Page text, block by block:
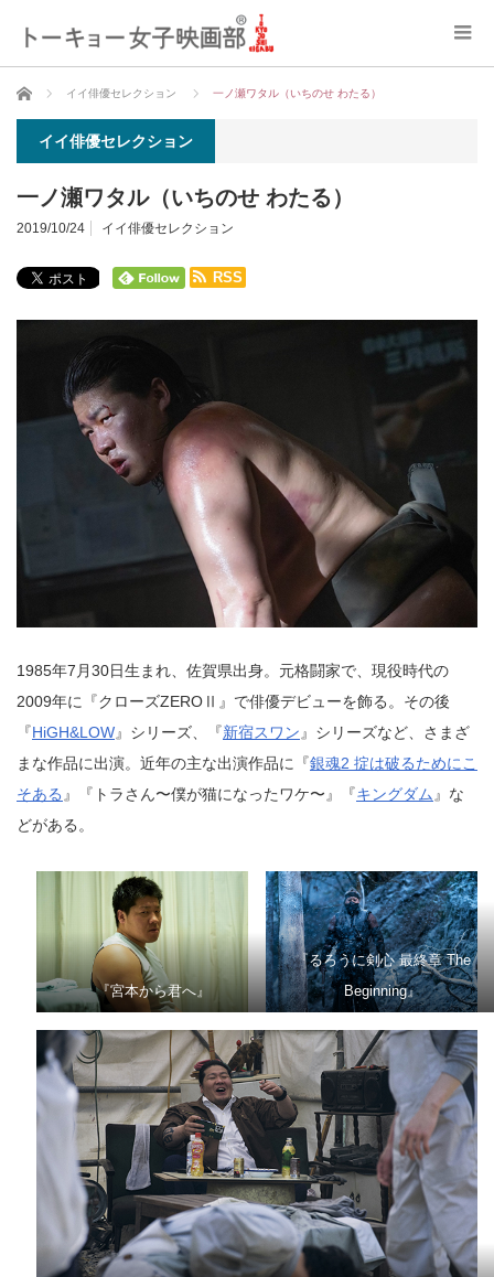
ホーム イイ俳優セレクション 一ノ瀬ワタル（いちのせ わたる）
イイ俳優セレクション
一ノ瀬ワタル（いちのせ わたる）
2019/10/24 イイ俳優セレクション
RSS
1985年7月30日生まれ、佐賀県出身。元格闘家で、現役時代の
2009年に『クローズZEROⅡ』で俳優デビューを飾る。その後
『HiGH&LOW』シリーズ、『新宿スワン 』シリーズなど、さまざ
まな作品に出演。近年の主な出演作品に『銀魂2 掟は破るためにこ
そある 』『トラさん〜僕が猫になったワケ〜』『キングダム 』な
どがある。
『宮本から君へ』
『るろうに剣心 最終章 The
Beginning』